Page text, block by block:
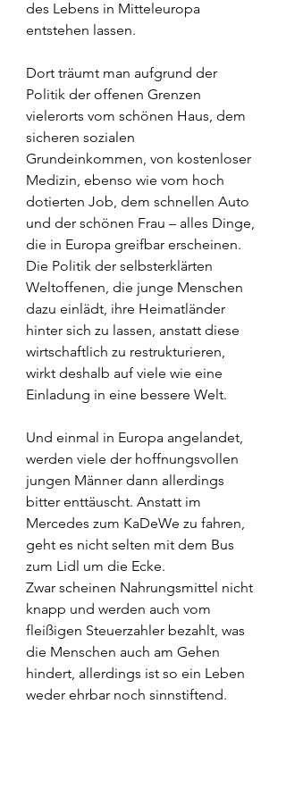
des Lebens in Mitteleuropa
entstehen lassen.
Dort träumt man aufgrund der
Politik der offenen Grenzen
vielerorts vom schönen Haus, dem
sicheren sozialen
Grundeinkommen, von kostenloser
Medizin, ebenso wie vom hoch
dotierten Job, dem schnellen Auto
und der schönen Frau – alles Dinge,
die in Europa greifbar erscheinen.
Die Politik der selbsterklärten
Weltoffenen, die junge Menschen
dazu einlädt, ihre Heimatländer
hinter sich zu lassen, anstatt diese
wirtschaftlich zu restrukturieren,
wirkt deshalb auf viele wie eine
Einladung in eine bessere Welt.
Und einmal in Europa angelandet,
werden viele der hoffnungsvollen
jungen Männer dann allerdings
bitter enttäuscht. Anstatt im
Mercedes zum KaDeWe zu fahren,
geht es nicht selten mit dem Bus
zum Lidl um die Ecke.
Zwar scheinen Nahrungsmittel nicht
knapp und werden auch vom
fleißigen Steuerzahler bezahlt, was
die Menschen auch am Gehen
hindert, allerdings ist so ein Leben
weder ehrbar noch sinnstiftend.